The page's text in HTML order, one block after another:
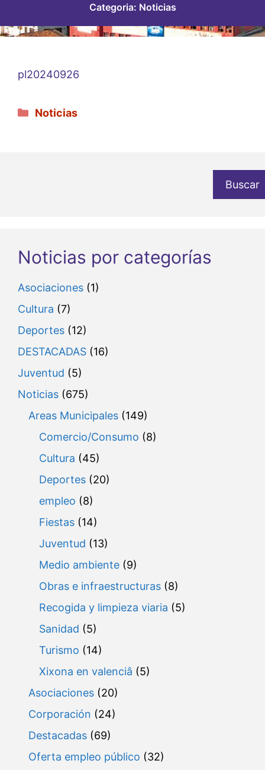
Categoria: Noticias
pl20240926
Categorías
Noticias
Buscar
Noticias por categorías
Asociaciones (1)
Cultura (7)
Deportes (12)
DESTACADAS (16)
Juventud (5)
Noticias (675)
Areas Municipales (149)
Comercio/Consumo (8)
Cultura (45)
Deportes (20)
empleo (8)
Fiestas (14)
Juventud (13)
Medio ambiente (9)
Obras e infraestructuras (8)
Recogida y limpieza viaria (5)
Sanidad (5)
Turismo (14)
Xixona en valenciâ (5)
Asociaciones (20)
Corporación (24)
Destacadas (69)
Oferta empleo público (32)